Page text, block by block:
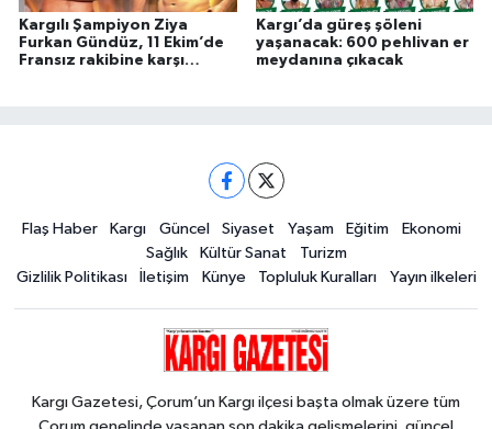
Kargılı Şampiyon Ziya
Furkan Gündüz, 11 Ekim’de
Fransız rakibine karşı
Kargı’da güreş şöleni
yaşanacak: 600 pehlivan er
meydanına çıkacak
Flaş Haber Kargı Güncel Siyaset Yaşam Eğitim
Ekonomi
Sağlık
Kültür Sanat
Turizm
Gizlilik Politikası
İletişim Künye Topluluk Kuralları Yayın ilkeleri
Kargı Gazetesi, Çorum’un Kargı ilçesi başta olmak üzere tüm